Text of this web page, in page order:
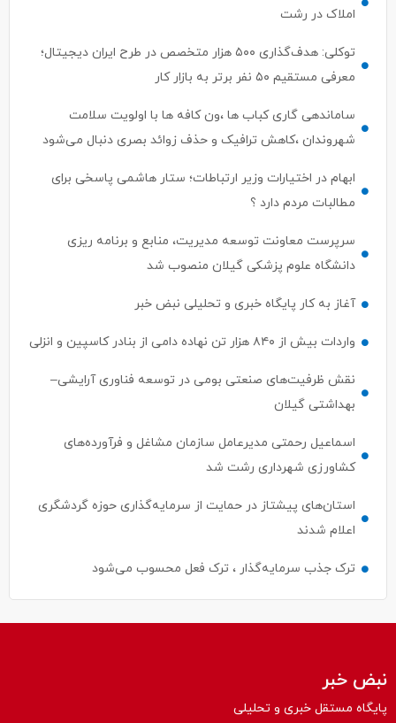
املاک در رشت
توکلی: هدف‌گذاری ۵۰۰ هزار متخصص در طرح ایران دیجیتال؛
معرفی مستقیم ۵۰ نفر برتر به بازار کار
ساماندهی گاری کباب ها ،ون کافه ها با اولویت سلامت
شهروندان ،کاهش ترافیک و حذف زوائد بصری دنبال می‌شود
ابهام در اختیارات وزیر ارتباطات؛ ستار هاشمی پاسخی برای
مطالبات مردم دارد ؟
سرپرست معاونت توسعه مدیریت، منابع و برنامه ریزی
دانشگاه علوم پزشکی گیلان منصوب شد
آغاز به کار پایگاه خبری و تحلیلی نبض خبر
واردات بیش از ۸۴۰ هزار تن نهاده دامی از بنادر كاسپین و انزلی
نقش ظرفیت‌های صنعتی بومی در توسعه فناوری آرایشی–
بهداشتی گیلان
اسماعیل رحمتی مدیرعامل سازمان مشاغل و فرآورده‌های
کشاورزی شهرداری رشت شد
استان‌های پیشتاز در حمایت از سرمایه‌گذاری حوزه گردشگری
اعلام شدند
ترک جذب سرمایه‌گذار ، ترک فعل محسوب می‌شود
نبض خبر
پایگاه مستقل خبری و تحلیلی